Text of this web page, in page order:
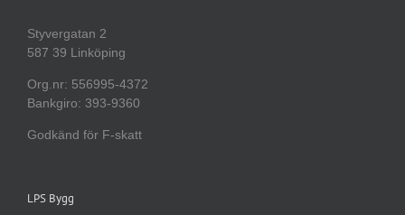
Styvergatan 2
587 39 Linköping
Org.nr: 556995-4372
Bankgiro: 393-9360
Godkänd för F-skatt
LPS Bygg